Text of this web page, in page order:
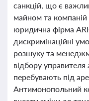
санкцій, що є
майном та компаній
юридична фірма
дискримінаційні
розшуку та
відбору
перебувають під
Антимонопольний